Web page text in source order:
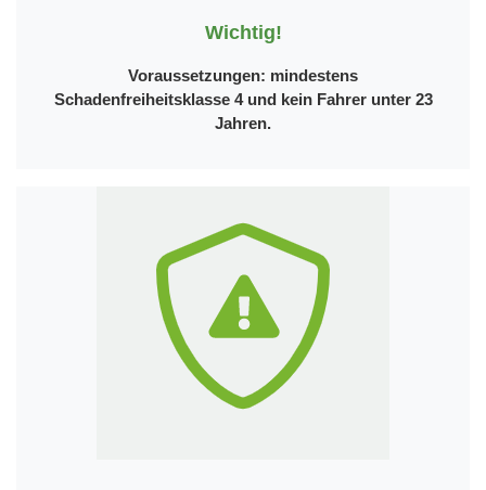
Wichtig!
Voraussetzungen: mindestens
Schadenfreiheitsklasse 4 und kein Fahrer unter 23
Jahren.